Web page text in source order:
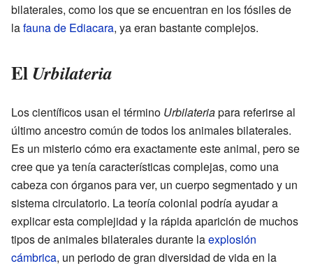
bilaterales, como los que se encuentran en los fósiles de
lafauna de Ediacara, ya eran bastante complejos.
ElUrbilateria
Los científicos usan el término Urbilateriapara referirse al
último ancestro común de todos los animales bilaterales.
Es un misterio cómo era exactamente este animal, pero se
cree que ya tenía características complejas, como una
cabeza con órganos para ver, un cuerpo segmentado y un
sistema circulatorio. La teoría colonial podría ayudar a
explicar esta complejidad y la rápida aparición de muchos
tipos de animales bilaterales durante laexplosión
cámbrica, un periodo de gran diversidad de vida en la